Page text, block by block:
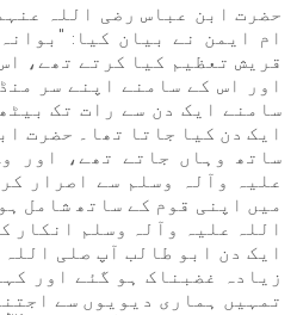
حضرت ابن عباس رضی اللہ
ام ایمن نے بیان کیا:
قریش تعظیم کیا کرتے تھے،
اور اس کے سامنے اپنے سر
سامنے ایک دن سے رات تک
ایک دن کیا جاتا تھا۔ حضرت
ساتھ وہاں جاتے تھے، اور
علیہ وآلہ وسلم سے اصرار
میں اپنی قوم کے ساتھ شامل
اللہ علیہ وآلہ وسلم انکار
ایک دن ابو طالب آپ صلی
زیادہ غضبناک ہو گئے اور
تمہیں ہماری دیویوں سے